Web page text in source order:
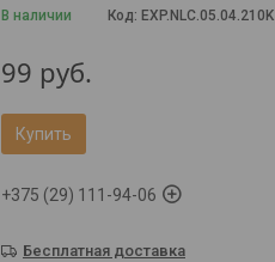
В наличии Код: EXP.NLC.05.04.210K
99 руб.
Купить
+375 (29) 111-94-06
Бесплатная доставка